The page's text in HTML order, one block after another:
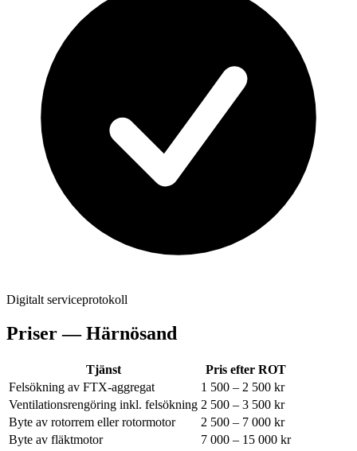
Digitalt serviceprotokoll
Priser —Härnösand
Tjänst
Pris efter ROT
Felsökning av FTX-aggregat
1 500 – 2 500 kr
Ventilationsrengöring inkl. felsökning 2 500 – 3 500 kr
Byte av rotorrem eller rotormotor
2 500 – 7 000 kr
Byte av fläktmotor
7 000 – 15 000 kr